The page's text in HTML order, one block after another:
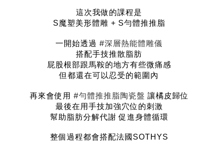
這次我做的課程是
S魔塑美形體雕 + S勻體推推脂
一開始透過 #深層熱能體雕儀
搭配手技推散脂肪
屁股根部跟馬鞍的地方有些微痛感
但都還在可以忍受的範圍內
再來會使用 #勻體推推脂陶瓷盤 讓橘皮歸位
最後在用手技加強穴位的刺激
幫助脂肪分解代謝 促進身體循環
整個過程都會搭配法國SOTHYS